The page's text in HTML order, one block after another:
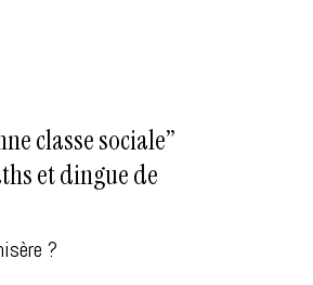
classe sociale”
et dingue de
?